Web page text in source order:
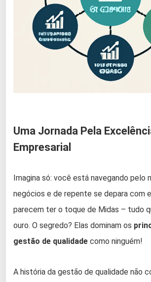
Uma Jornada Pela
Empresarial
Imagina só: você está navegando pelo
negócios e de repente se depara com
parecem ter o toque de Midas – tudo
ouro. O segredo? Elas dominam os
gestão de qualidade como ninguém!
A história da gestão de qualidade não